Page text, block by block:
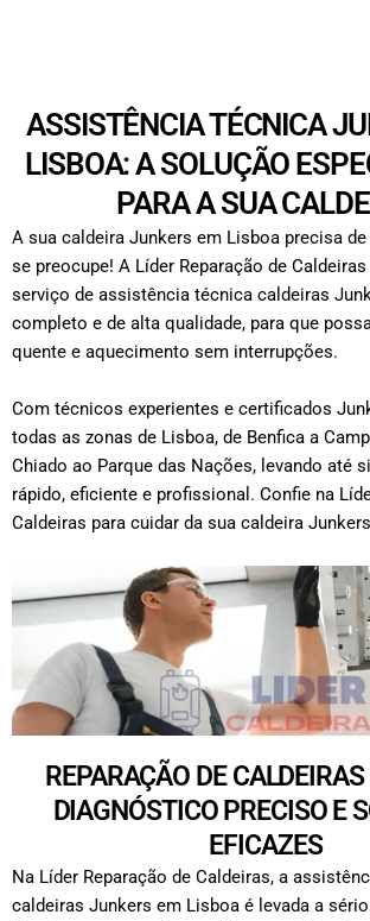
ASSISTÊNCIA TÉCNICA
LISBOA: A SOLUÇÃO
PARA A SUA
A sua caldeira Junkers em Lisboa precisa
se preocupe! A Líder Reparação de
serviço de assistência técnica caldeiras
completo e de alta qualidade, para que
quente e aquecimento sem interrupções.
Com técnicos experientes e certificados
todas as zonas de Lisboa, de Benfica a
Chiado ao Parque das Nações, levando até
rápido, eficiente e profissional. Confie na
Caldeiras para cuidar da sua caldeira
REPARAÇÃO DE
DIAGNÓSTICO PRECISO E
EFICAZES
Na Líder Reparação de Caldeiras, a
caldeiras Junkers em Lisboa é levada a